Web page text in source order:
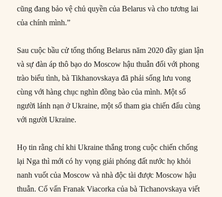
cũng đang bảo vệ chủ quyền của Belarus và cho tương lai
của chính mình.”
Sau cuộc bầu cử tổng thống Belarus năm 2020 đầy gian lận
và sự đàn áp thô bạo do Moscow hậu thuẫn đối với phong
trào biểu tình, bà Tikhanovskaya đã phải sống lưu vong
cùng với hàng chục nghìn đồng bào của mình. Một số
người lánh nạn ở Ukraine, một số tham gia chiến đấu cùng
với người Ukraine.
Họ tin rằng chỉ khi Ukraine thắng trong cuộc chiến chống
lại Nga thì mới có hy vọng giải phóng đất nước họ khỏi
nanh vuốt của Moscow và nhà độc tài được Moscow hậu
thuẫn. Cố vấn Franak Viacorka của bà Tichanovskaya viết